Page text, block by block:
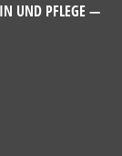
UND PFLEGE —